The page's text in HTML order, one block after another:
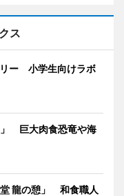
ス
ー 小学生向けラボ
」 巨大肉食恐竜や海
龍の憩」 和食職人